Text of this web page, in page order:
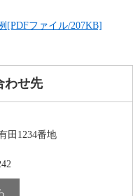
[PDFファイル/207KB]
わせ先
田1234番地